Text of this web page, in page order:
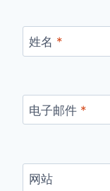
姓名 *
电子邮件 *
网站